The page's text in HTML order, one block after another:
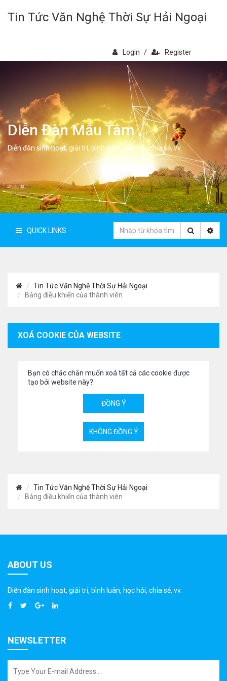
Tin Tức Văn Nghệ Thời Sự Hải Ngoại
Login / Register
Diễn Đàn Mẫu Tâm
Diễn đàn sinh hoạt, giải trí, bình luân, học hỏi, chia sẻ, vv.
QUICK LINKS
Tin Tức Văn Nghệ Thời Sự Hải Ngoại
Bảng điều khiển của thành viên
XOÁ COOKIE CỦA WEBSITE
Bạn có chắc chắn muốn xoá tất cả các cookie được
tạo bởi website này?
Tin Tức Văn Nghệ Thời Sự Hải Ngoại
Bảng điều khiển của thành viên
ABOUT US
Diễn đàn sinh hoạt, giải trí, bình luân, học hỏi, chia sẻ, vv.
NEWSLETTER